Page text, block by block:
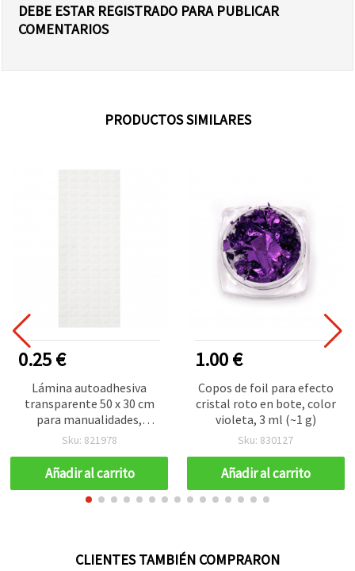
DEBE ESTAR REGISTRADO PARA PUBLICAR
COMENTARIOS
PRODUCTOS SIMILARES
0.25 €
Lámina autoadhesiva
transparente 50 x 30 cm
para manualidades,
diseño 5
Sku: 821978
Añadir al carrito
1.00 €
Copos de foil para efecto
cristal roto en bote, color
violeta, 3 ml (~1 g)
Sku: 830127
Añadir al carrito
CLIENTES TAMBIÉN COMPRARON